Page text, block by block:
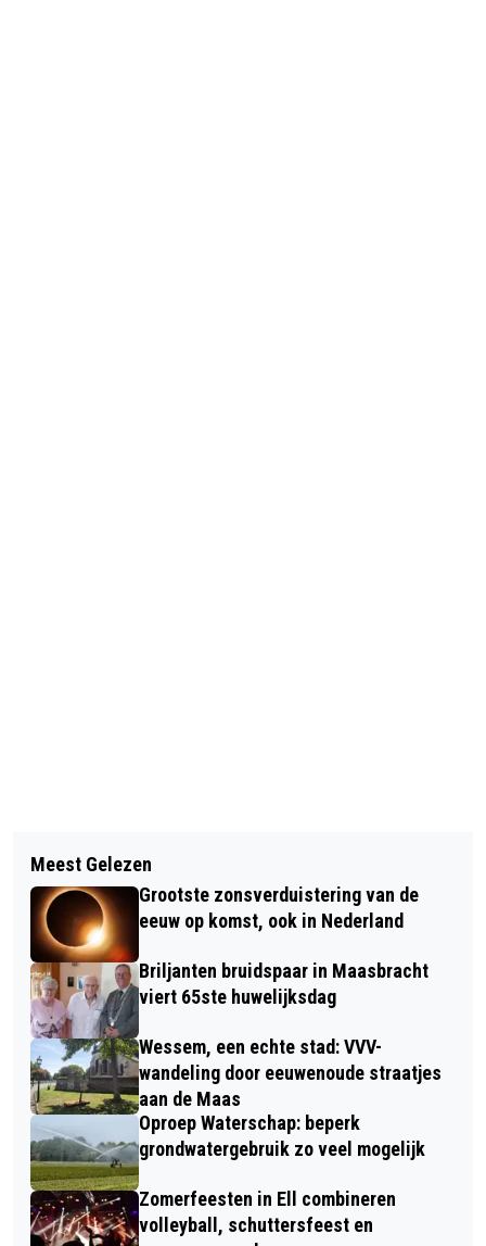
STORMACHTIG WEER: ZO BESCHERM
JE JE HUIS TEGEN EXTREEM WEER
CLIMATE FRESK WORKSHOP: "HOE
BEÏNVLOEDEN WIJ HET KLIMAAT"
Meest Gelezen
Grootste zonsverduistering van de
eeuw op komst, ook in Nederland
Briljanten bruidspaar in Maasbracht
viert 65ste huwelijksdag
Wessem, een echte stad: VVV-
wandeling door eeuwenoude straatjes
aan de Maas
Oproep Waterschap: beperk
grondwatergebruik zo veel mogelijk
Zomerfeesten in Ell combineren
volleyball, schuttersfeest en